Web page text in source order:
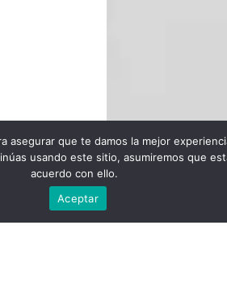
asegurar que te damos la mejor
usando este sitio, asumiremos que
acuerdo con ello.
Aceptar